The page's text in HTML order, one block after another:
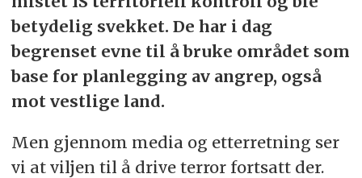
betydelig svekket. De har i dag
begrenset evne til å bruke området som
base for planlegging av angrep, også
mot vestlige land.
Men gjennom media og etterretning ser
vi at viljen til å drive terror fortsatt der.